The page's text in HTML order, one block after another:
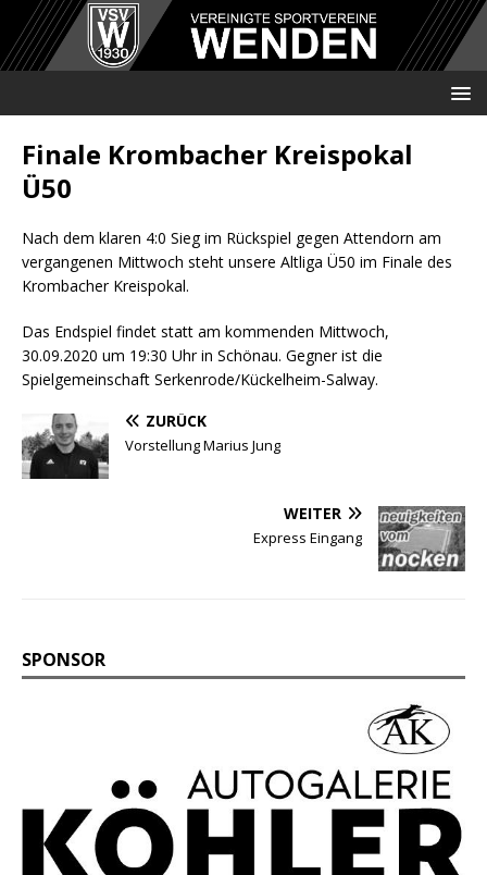
Finale Krombacher Kreispokal
Ü50
Nach dem klaren 4:0 Sieg im Rückspiel gegen Attendorn am
vergangenen Mittwoch steht unsere Altliga Ü50 im Finale des
Krombacher Kreispokal.
Das Endspiel findet statt am kommenden Mittwoch,
30.09.2020 um 19:30 Uhr in Schönau. Gegner ist die
Spielgemeinschaft Serkenrode/Kückelheim-Salway.
ZURÜCK
Vorstellung Marius Jung
WEITER
Express Eingang
SPONSOR